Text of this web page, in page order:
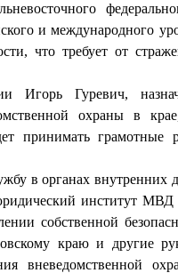
и международного
что требует от
Игорь Гуревич,
охраны в
принимать грамотные
в органах внутренних
институт
собственной
краю и другие
вневедомственной